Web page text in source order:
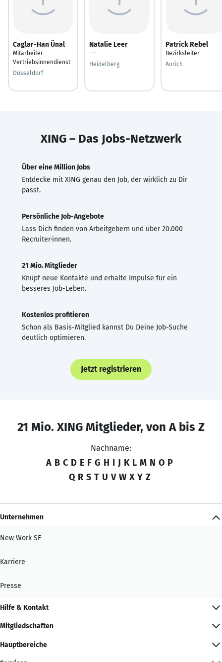
Caglar-Han Ünal
Mitarbeiter
Vertriebsinnendienst
Düsseldorf
Natalie Leer
---
Heidelberg
Patrick Rebel
Bezirksleiter
Aurich
XING – Das Jobs-Netzwerk
Über eine Million Jobs
Entdecke mit XING genau den Job, der wirklich zu Dir
passt.
Persönliche Job-Angebote
Lass Dich finden von Arbeitgebern und über 20.000
Recruiter·innen.
21 Mio. Mitglieder
Knüpf neue Kontakte und erhalte Impulse für ein
besseres Job-Leben.
Kostenlos profitieren
Schon als Basis-Mitglied kannst Du Deine Job-Suche
deutlich optimieren.
Jetzt registrieren
21 Mio. XING Mitglieder, von A bis Z
Nachname:
A B C D E F G H I J K L M N O P
Q R S T U V W X Y Z
Unternehmen
New Work SE
Karriere
Presse
Hilfe & Kontakt
Mitgliedschaften
Hauptbereiche